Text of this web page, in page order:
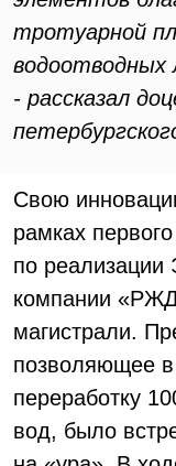
тротуарной
водоотводных
- рассказал
Свою
рамках
по реализации
компании
магистрали.
позволяющее в
переработку
вод, было